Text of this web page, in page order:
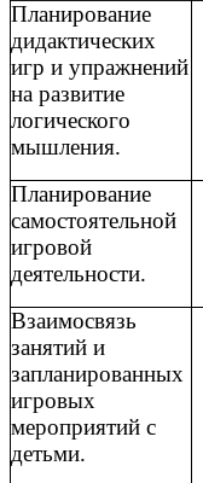
Планирование
дидактических
игр и упражнений
на развитие
логического
мышления.
Планирование
самостоятельной
игровой
деятельности.
Взаимосвязь
занятий и
запланированных
игровых
мероприятий с
детьми.